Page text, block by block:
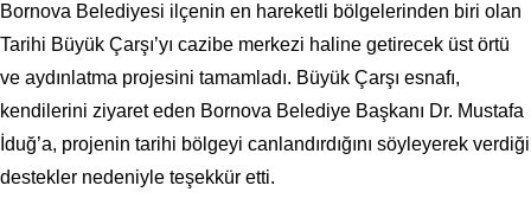
Bornova Belediyesi ilçenin en hareketli bölgelerinden biri olan
Tarihi Büyük Çarşı’yı cazibe merkezi haline getirecek üst örtü
ve aydınlatma projesini tamamladı. Büyük Çarşı esnafı,
kendilerini ziyaret eden Bornova Belediye Başkanı Dr. Mustafa
İduğ’a, projenin tarihi bölgeyi canlandırdığını söyleyerek verdiği
destekler nedeniyle teşekkür etti.